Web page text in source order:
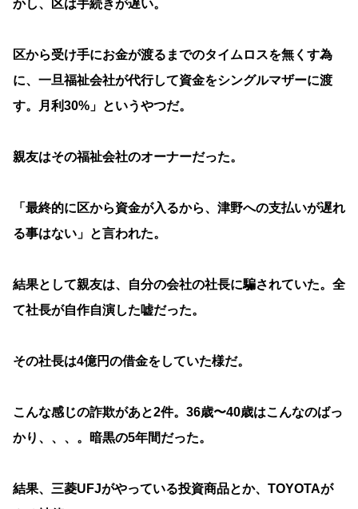
かし、区は手続きが遅い。
区から受け手にお金が渡るまでのタイムロスを無くす為
に、一旦福祉会社が代行して資金をシングルマザーに渡
す。月利30%」というやつだ。
親友はその福祉会社のオーナーだった。
「最終的に区から資金が入るから、津野への支払いが遅れ
る事はない」と言われた。
結果として親友は、自分の会社の社長に騙されていた。全
て社長が自作自演した嘘だった。
その社長は4億円の借金をしていた様だ。
こんな感じの詐欺があと2件。36歳〜40歳はこんなのばっ
かり、、、。暗黒の5年間だった。
結果、三菱UFJがやっている投資商品とか、TOYOTAが